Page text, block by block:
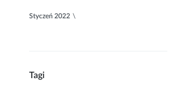
Styczeń 2022
Tagi